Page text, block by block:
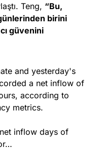
Teng, “Bu,
birini
güvenini
and yesterday's
a net inflow of
according to
metrics.
inflow days of